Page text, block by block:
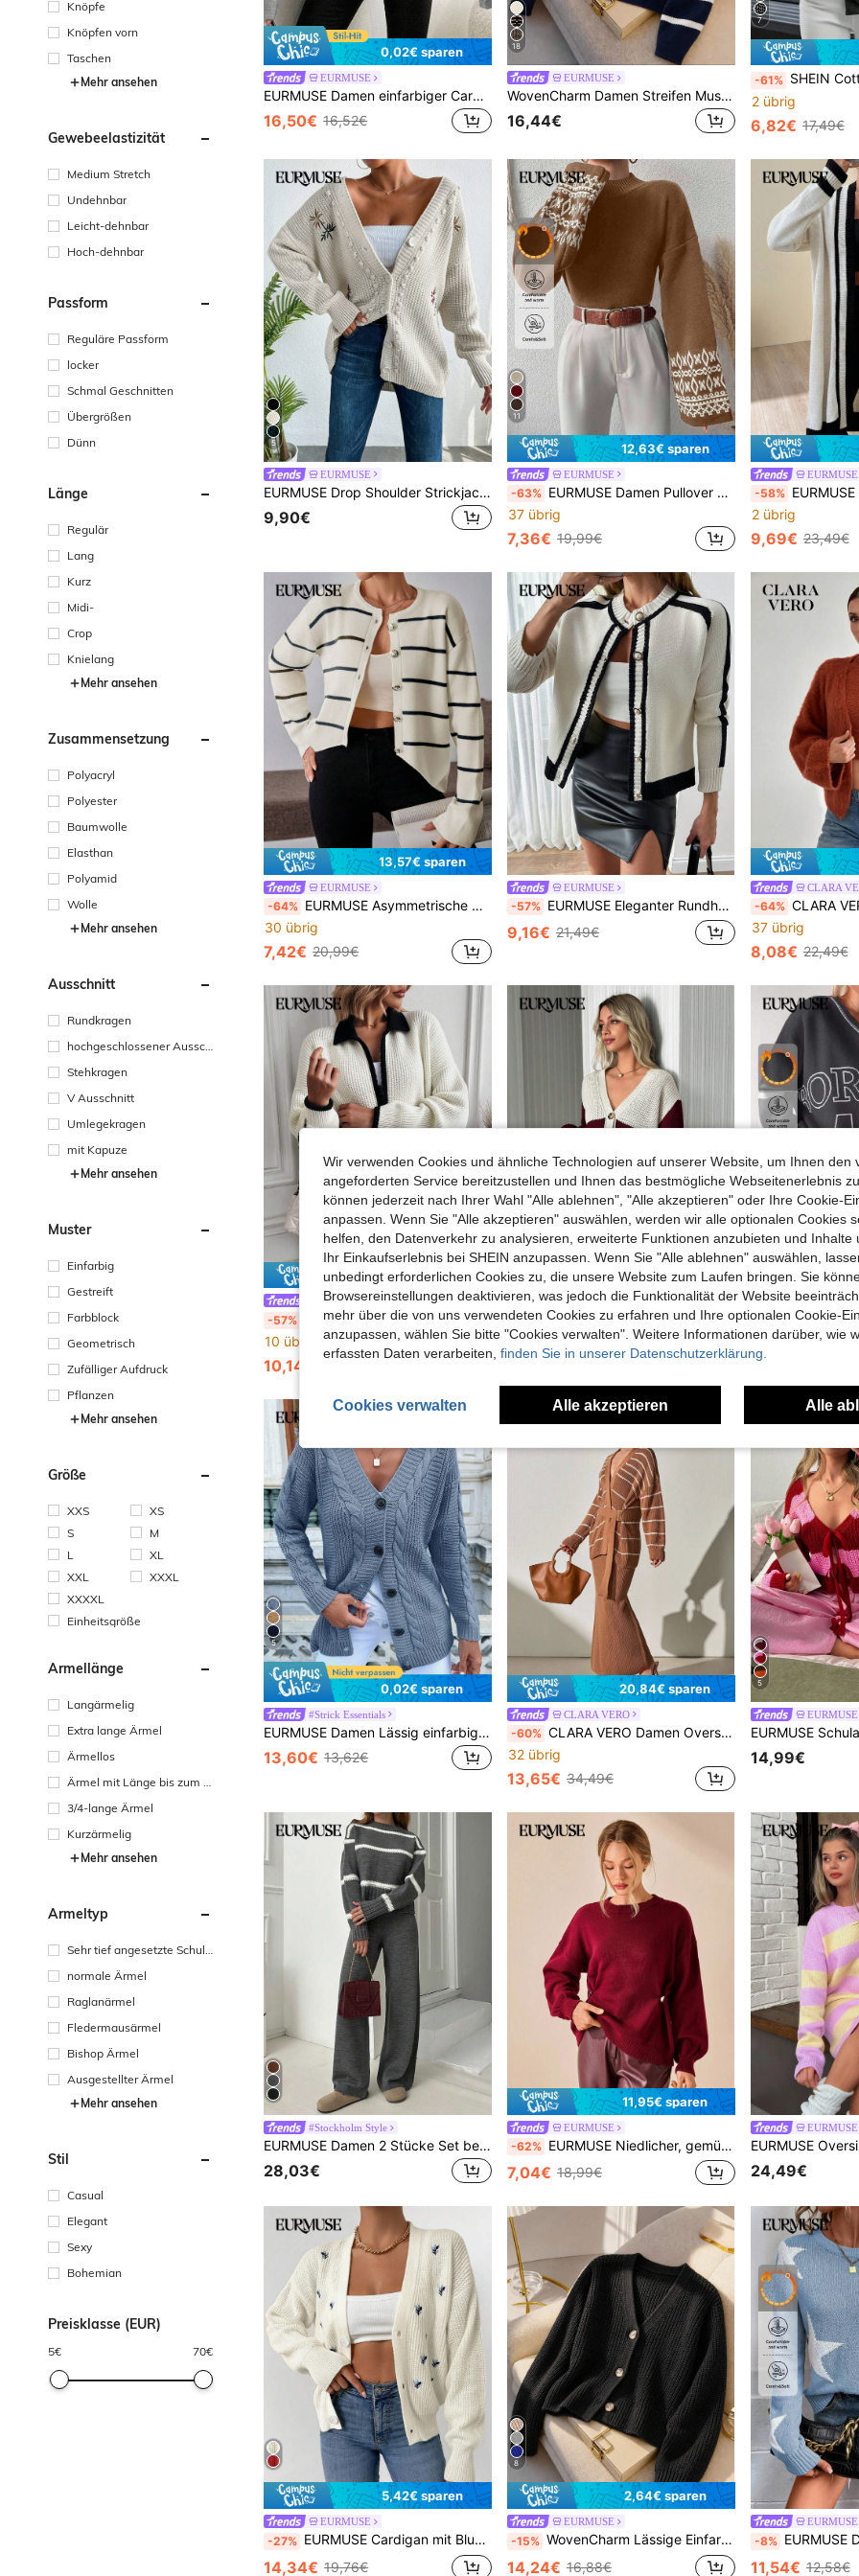
Knöpfe
Knöpfen vorn
Taschen
Mehr ansehen
Gewebeelastizität
Medium Stretch
Undehnbar
Leicht-dehnbar
Hoch-dehnbar
Passform
Reguläre Passform
locker
Schmal Geschnitten
Übergrößen
Dünn
Länge
Regulär
Lang
Kurz
Midi-
Crop
Knielang
Mehr ansehen
Zusammensetzung
Polyacryl
Polyester
Baumwolle
Elasthan
Polyamid
Wolle
Mehr ansehen
Ausschnitt
Rundkragen
hochgeschlossener Aussch
Stehkragen
V Ausschnitt
Umlegekragen
mit Kapuze
Mehr ansehen
Muster
Einfarbig
Gestreift
Farbblock
Geometrisch
Zufälliger Aufdruck
Pflanzen
Mehr ansehen
Größe
XXS
XS
S
M
L
XL
XXL
XXXL
XXXXL
Einheitsgröße
Ärmellänge
Langärmelig
Extra lange Ärmel
Ärmellos
Ärmel mit Länge bis zum H
3/4-lange Ärmel
Kurzärmelig
Mehr ansehen
Ärmeltyp
Sehr tief angesetzte Schult
normale Ärmel
Raglanärmel
Fledermausärmel
Bishop Ärmel
Ausgestellter Ärmel
Mehr ansehen
Stil
Casual
Elegant
Sexy
Bohemian
Preisklasse (EUR)
5€ 70€
0,02€ sparen
EURMUSE
EURMUSE Damen einfarbiger Cardigan mit Drop-Shoulder, langen Ärmeln, lockerem Schnitt, lässig, Herbst/Winter
16,50€ 16,52€
18
EURMUSE
WovenCharm Damen Streifen Muster Langarm Knopf Dekor Lässige Strickjacke, Herbst Winter
16,44€
7
-61% SHEIN Cottnline Damen
2 übrig
6,82€ 17,49€
5
EURMUSE
EURMUSE Drop Shoulder Strickjacke mit Blumenstickerei und Bommeldetails
9,90€
11
12,63€ sparen
EURMUSE
-63% EURMUSE Damen Pullover mit Drop-Shoulder, Blumenmuster und Stehkragen, Herbst/Winter, Pullover, cremefarbener Pullover, Pullover, schwarzer Pullover, Damenpullover, weißer Pullover, Damenpullover, Damenpullover
37 übrig
7,36€ 19,99€
EURMUSE
-58% EURMUSE Damen
2 übrig
9,69€ 23,49€
13,57€ sparen
EURMUSE
-64% EURMUSE Asymmetrische Saum Strick-Cardigan in Creme mit schokoladenbraunen Streifen und goldfarbenen Knopfdetails
30 übrig
7,42€ 20,99€
EURMUSE
-57% EURMUSE Eleganter Rundhalspullover mit Raglanärmeln, Kontrastfarbiger Streifen am Saum, Perlknöpfe
9,16€ 21,49€
CLARA
-64% CLARA VERO Damen Braun melierter Strick 2-teiliges Set -
37 übrig
8,08€ 22,49€
13,85€ sparen
EURMUSE
-57%
EURMUSE Farbblock-gestreifter Doppelreißverschluss-Rippstrick-Cardigan mit Kragen Damenpullover Vollreißverschluss-Pullover Reißverschluss-Pullover Gestreifter Pullover Damenpullover Damen-Reißverschluss-Pullover Kragen-Reißverschluss-Pullover Schwarz-Weiß-Pullover,Cardigans,Lange Cardigans Frau,Petite,Groß
10 übrig
10,14€
12,40€ sparen
EURMUSE
-62% EURMUSE Damen Strickjacke mit Farbblock-Muster und Taschendetails vorne, Drop-Shoulder
20 übrig
#Oversized
20 übrig
17,87€
5
0,02€ sparen
#Strick Essentials
EURMUSE Damen Lässig einfarbiger Zopfstrick Knopf-Vorder Strickjacke, Herbst/Winter
13,60€ 13,62€
20,84€ sparen
CLARA VERO
-60% CLARA VERO Damen Oversize asymmetrischer Strickjacke mit Gürteldetails und gestricktem Rock Zweiteiler Co-Ords Set
32 übrig
13,65€ 34,49€
5
EURMUSE
14,99€
#Stockholm Style
EURMUSE Damen 2 Stücke Set bestehend aus Strickpullover mit hohem Kragen mit Streifenmuster und kuscheliger Strickpflegehose
28,03€
11,95€ sparen
EURMUSE
-62% EURMUSE Niedlicher, gemütlicher und kuscheliger Pullover mit Rundhalsausschnitt, einfarbig, Ballonärmel, drapierte Knopfdetails, Dropped-Shoulder-Stil für Herbst/Winter Damenkollektion, Roter Pullover, Damenpullover, Burgunder Pullover, Pullover mit Ballonärmeln, Pullover, Pullover, Creme Pullover, Pullover, Weihnachtspullover, Weißer Pullover, Schwarzer Pullover, Damenpullover, Damenpullover
7,04€ 18,99€
EURMUSE
24,49€
5,42€ sparen
EURMUSE
-27% EURMUSE Cardigan mit Blume Stickerei, Drop Shoulder Knopf vorne,
14,34€ 19,76€
8
2,64€ sparen
EURMUSE
-15% WovenCharm Lässige Einfarbige Kurzblazer für Herbst/Winter
14,24€ 16,88€
EURMUSE
-8% EURMUSE Damen Pentagramm
11,54€ 12,58€
Wir verwenden Cookies und ähnliche Technologien auf unserer Website, um Ihnen den
angeforderten Service bereitzustellen und Ihnen das bestmögliche Webseitenerlebnis
können jederzeit nach Ihrer Wahl "Alle ablehnen", "Alle akzeptieren" oder Ihre Cookie-
anpassen. Wenn Sie "Alle akzeptieren" auswählen, werden wir alle optionalen Cookies
helfen, den Datenverkehr zu analysieren, erweiterte Funktionen anzubieten und Inhalte
Ihr Einkaufserlebnis bei SHEIN anzupassen. Wenn Sie "Alle ablehnen" auswählen,
unbedingt erforderlichen Cookies zu, die unsere Website zum Laufen bringen. Sie
Browsereinstellungen deaktivieren, was jedoch die Funktionalität der Website
mehr über die von uns verwendeten Cookies zu erfahren und Ihre optionalen Cookie-
anzupassen, wählen Sie bitte "Cookies verwalten". Weitere Informationen darüber, wie
erfassten Daten verarbeiten, finden Sie in unserer Datenschutzerklärung.
Cookies verwalten Alle akzeptieren Alle